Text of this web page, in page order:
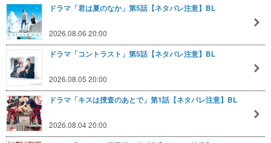
ドラマ「君は夏のなか」第5話【ネタバレ注意】BL
2026.08.06 20:00
ドラマ「コントラスト」第5話【ネタバレ注意】BL
2026.08.05 20:00
ドラマ「キスは捜査のあとで」第1話【ネタバレ注意】BL
2026.08.04 20:00